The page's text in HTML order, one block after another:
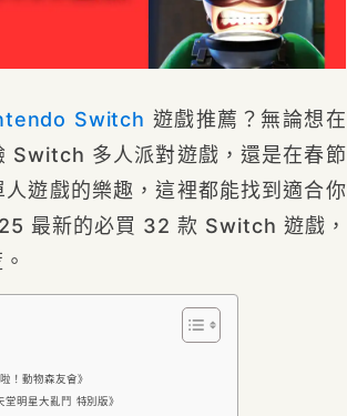
Switch 遊戲推薦？無論想在
Switch 多人派對遊戲，還是在春節
遊戲的樂趣，這裡都能找到適合你
最新的必買 32 款 Switch 遊戲，
！動物森友會》
明星大亂鬥 特別版》